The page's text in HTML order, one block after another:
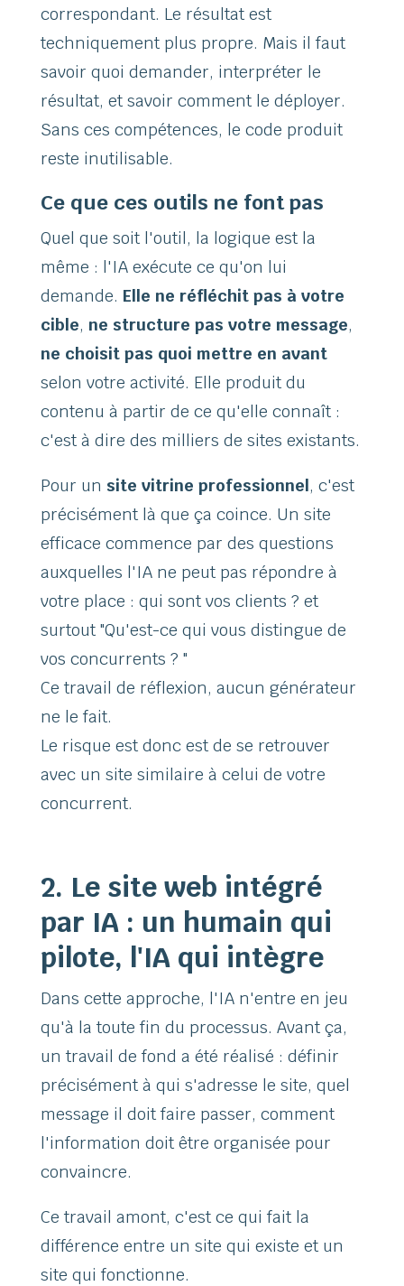
correspondant. Le résultat est
techniquement plus propre. Mais il faut
savoir quoi demander, interpréter le
résultat, et savoir comment le déployer.
Sans ces compétences, le code produit
reste inutilisable.
Ce que ces outils ne font pas
Quel que soit l'outil, la logique est la
même : l'IA exécute ce qu'on lui
demande. Elle ne réfléchit pas à votre
cible, ne structure pas votre message,
ne choisit pas quoi mettre en avant
selon votre activité. Elle produit du
contenu à partir de ce qu'elle connaît :
c'est à dire des milliers de sites existants.
Pour un site vitrine professionnel, c'est
précisément là que ça coince. Un site
efficace commence par des questions
auxquelles l'IA ne peut pas répondre à
votre place : qui sont vos clients ? et
surtout "Qu'est-ce qui vous distingue de
vos concurrents ? "
Ce travail de réflexion, aucun générateur
ne le fait.
Le risque est donc est de se retrouver
avec un site similaire à celui de votre
concurrent.
2. Le site web intégré
par IA : un humain qui
pilote, l'IA qui intègre
Dans cette approche, l'IA n'entre en jeu
qu'à la toute fin du processus. Avant ça,
un travail de fond a été réalisé : définir
précisément à qui s'adresse le site, quel
message il doit faire passer, comment
l'information doit être organisée pour
convaincre.
Ce travail amont, c'est ce qui fait la
différence entre un site qui existe et un
site qui fonctionne.